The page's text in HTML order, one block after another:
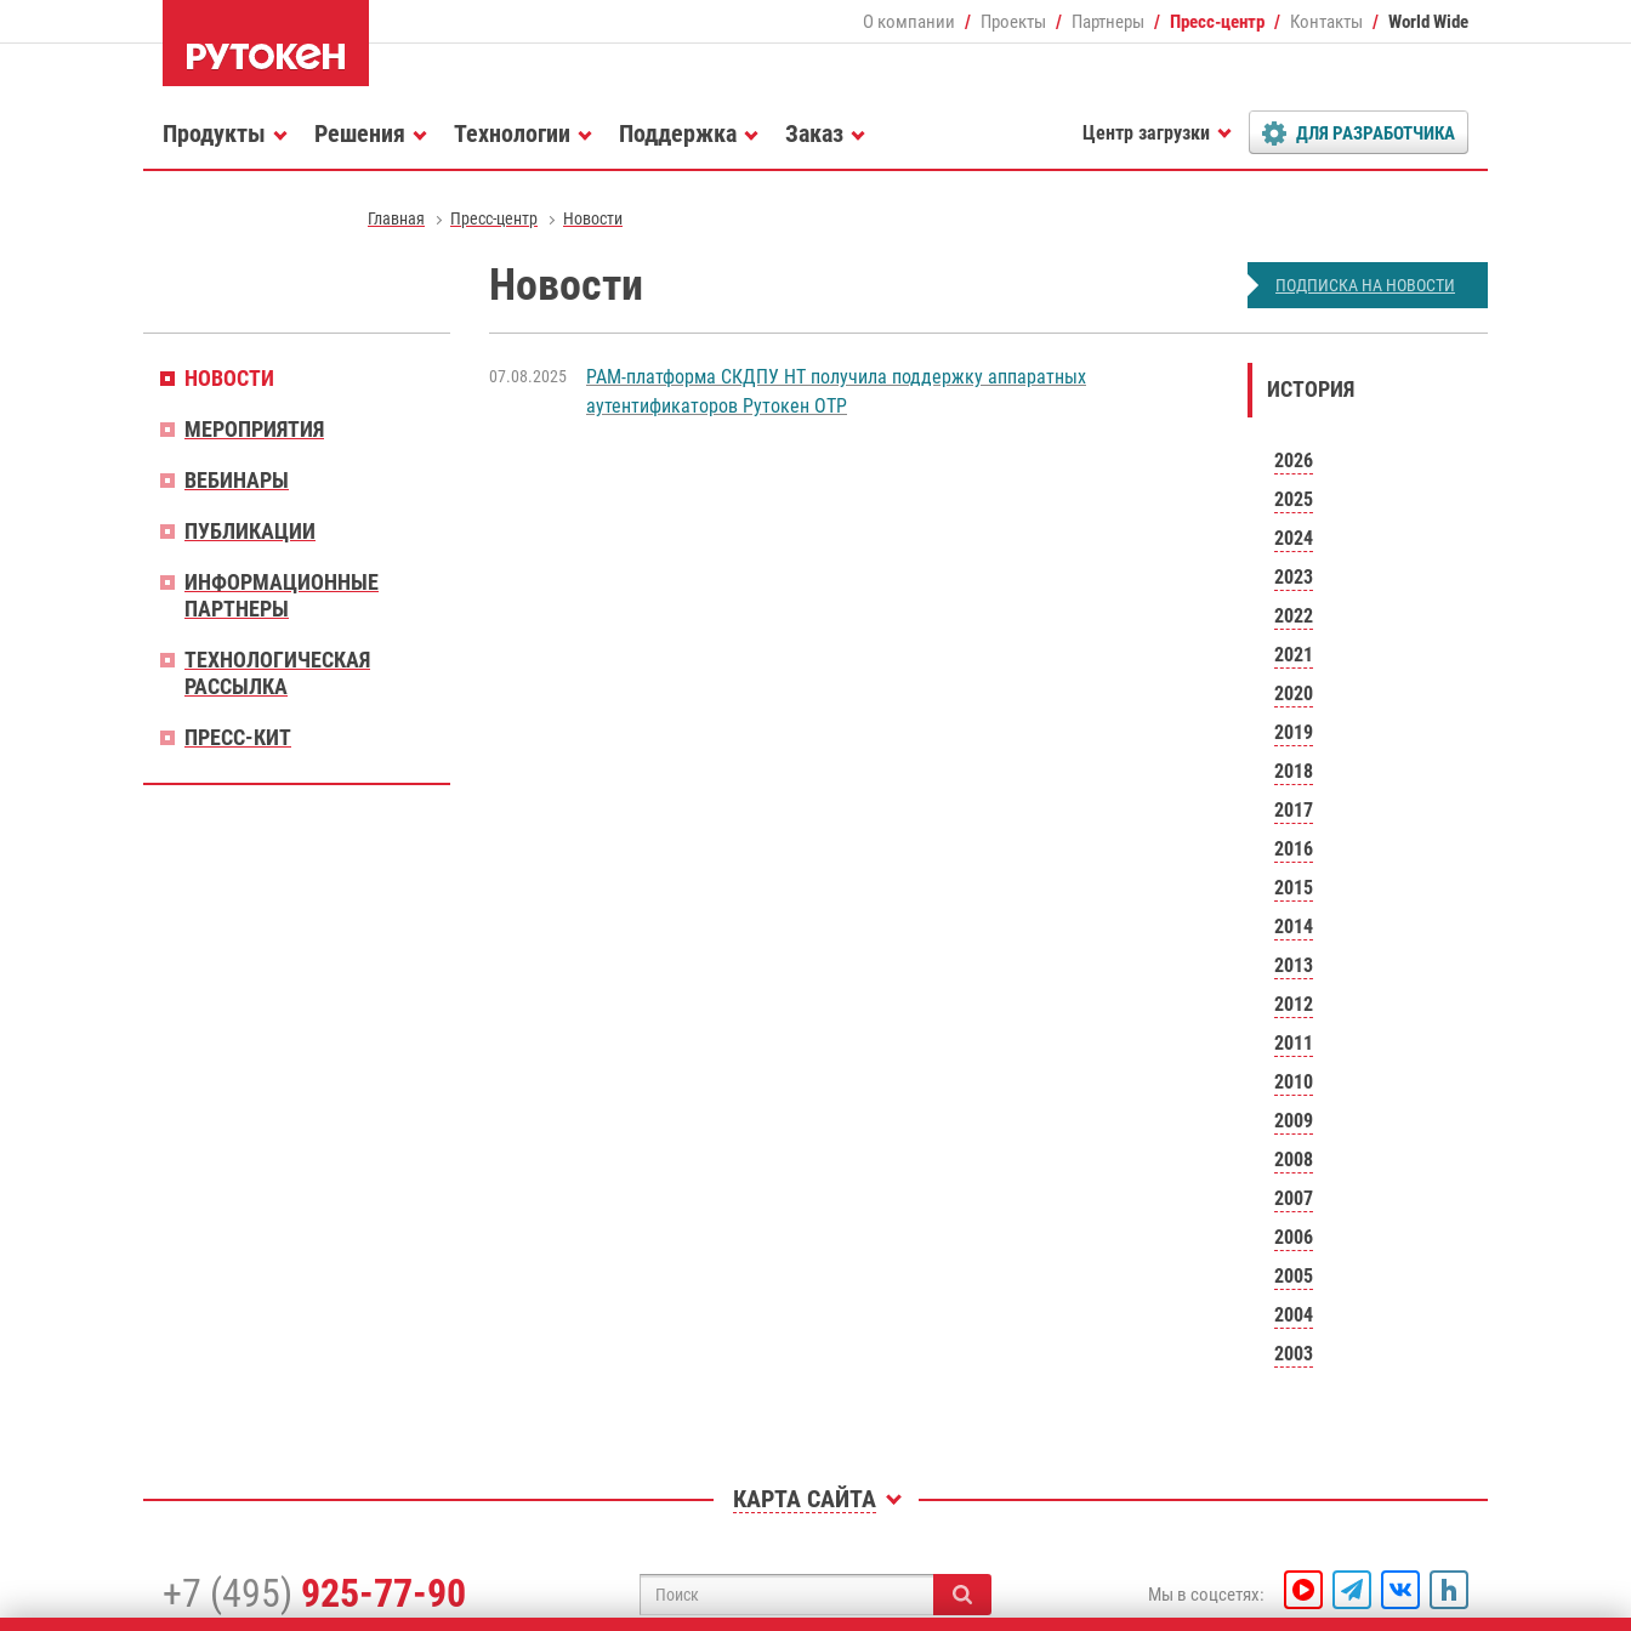
О компании Проекты Партнеры Пресс-центр Контакты World Wide
Продукты Решения Технологии Поддержка Заказ Центр загрузки ДЛЯ РАЗРАБОТЧИКА
Главная Пресс-центр Новости
Новости ПОДПИСКА НА НОВОСТИ
07.08.2025
РАМ-платформа СКДПУ НТ получила поддержку аппаратных
аутентификаторов Рутокен OTP
ИСТОРИЯ
2026
2025
2024
2023
2022
2021
2020
2019
2018
2017
2016
2015
2014
2013
2012
2011
2010
2009
2008
2007
2006
2005
2004
2003
НОВОСТИ
МЕРОПРИЯТИЯ
ВЕБИНАРЫ
ПУБЛИКАЦИИ
ИНФОРМАЦИОННЫЕ
ПАРТНЕРЫ
ТЕХНОЛОГИЧЕСКАЯ
РАССЫЛКА
ПРЕСС-КИТ
КАРТА САЙТА
+7 (495) 925-77-90 Мы в соцсетях: